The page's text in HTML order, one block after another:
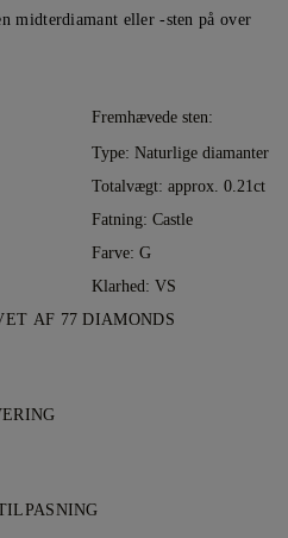
midterdiamant eller -sten på over
Fremhævede sten:
Type: Naturlige diamanter
Totalvægt: approx. 0.21ct
Fatning: Castle
Farve: G
Klarhed: VS
AF 77 DIAMONDS
af 77 Diamonds — ét design ad
du livstidsgaranti mod
du bor. Vi sender din vare
til din hoveddør. Vi forsikrer
du returnere eller ombytte dit